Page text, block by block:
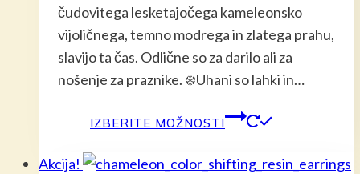
čudovitega lesketajočega kameleonsko
vijoličnega, temno modrega in zlatega prahu,
slavijo ta čas. Odlične so za darilo ali za
nošenje za praznike. ❄️Uhani so lahki in…
IZBERITE MOŽNOSTI
ima
Akcija!